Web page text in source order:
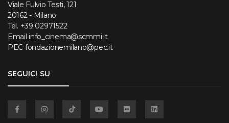
Viale Fulvio Testi, 121
20162 - Milano
Tel. +39 02971522
Email info_cinema@scmmi.it
PEC fondazionemilano@pec.it
SEGUICI SU